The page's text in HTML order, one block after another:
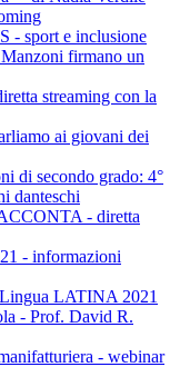
- sport e inclusione
firmano un
streaming con la
ai giovani dei
di secondo grado: 4°
danteschi
- diretta
- informazioni
LATINA 2021
- Prof. David R.
- webinar